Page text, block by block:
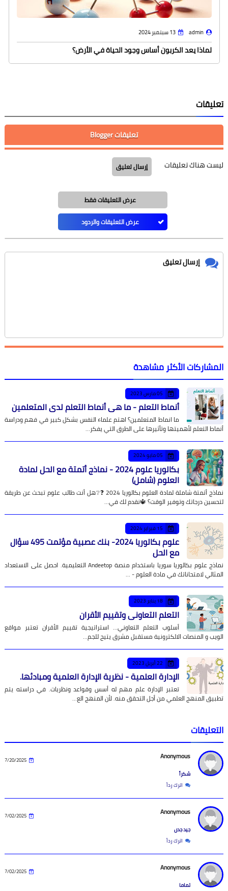
admin 13 سبتمبر 2024
لماذا يعد الكربون أساس وجود الحياة في الأرض؟
تعليقات
تعليقات Blogger
ليست هناك تعليقات إرسال تعليق
عرض التعليقات فقط
عرض التعليقات والردود
إرسال تعليق
المشاركات الأكثر مشاهدة
05 مارس 2023
أنماط التعلم - ما هي أنماط التعلم لدى المتعلمين
ما انماط المتعلمين؟ اهتم علماء النفس بشكل كبير في فهم ودراسة
أنماط التعلم لأهميتها وتأثيرها على الطرق التي يفكر…
05 مايو 2024
بكالوريا علوم 2024 - نماذج أتمتة مع الحل لمادة
العلوم (شامل)
نماذج أتمتة شاملة لمادة العلوم بكالوريا 2024 ❓❔هل أنت طالب علوم تبحث عن طريقة
لتحسين درجاتك وتوفير الوقت؟ 🔱نقدم لك في…
15 فبراير 2024
علوم بكالوريا 2024- بنك عصبية مؤتمت 495 سؤال
مع الحل
نماذج علوم بكالوريا سوريا باستخدام منصة Andeetop التعليمية. احصل على الاستعداد
المثالي لامتحاناتك في مادة العلوم - …
18 يناير 2023
التعلم التعاوني وتقييم الأقران
أسلوب التعلم التعاوني... استراتيجية تقييم الأقران تعتبر مواقع
الويب و المنصات الالكترونية مستقبل مشرق يتيح للجم…
22 أبريل 2023
الإدارة العلمية - نظرية الإدارة العلمية ومبادئها.
تعتبر الإدارة علم مهم له أسس وقواعد ونظريات. في دراسته يتم
تطبيق المنهج العلمي من أجل التحقق منه. لأن المنهج الع…
التعليقات
Anonymous
7/20/2025
شكراً
اترك رداً
Anonymous
7/02/2025
جيد جدن
اترك رداً
Anonymous
7/02/2025
تماما